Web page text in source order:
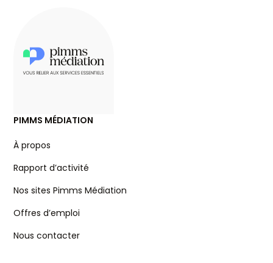
PIMMS MÉDIATION
À propos
Rapport d’activité
Nos sites Pimms Médiation
Offres d’emploi
Nous contacter